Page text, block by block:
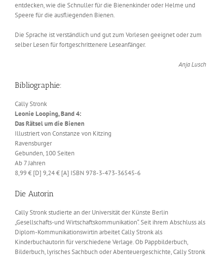
entdecken, wie die Schnuller für die Bienenkinder oder Helme und
Speere für die ausfliegenden Bienen.
Die Sprache ist verständlich und gut zum Vorlesen geeignet oder zum
selber Lesen für fortgeschrittenere Leseanfänger.
Anja Lusch
Bibliographie:
Cally Stronk
Leonie Looping, Band 4:
Das Rätsel um die Bienen
Illustriert von Constanze von Kitzing
Ravensburger
Gebunden, 100 Seiten
Ab 7 Jahren
8,99 € [D] 9,24 € [A] ISBN 978-3-473-36545-6
Die Autorin
Cally Stronk studierte an der Universität der Künste Berlin
„Gesellschafts-und Wirtschaftskommunikation“. Seit ihrem Abschluss als
Diplom-Kommunikationswirtin arbeitet Cally Stronk als
Kinderbuchautorin für verschiedene Verlage. Ob Pappbilderbuch,
Bilderbuch, lyrisches Sachbuch oder Abenteuergeschichte, Cally Stronk